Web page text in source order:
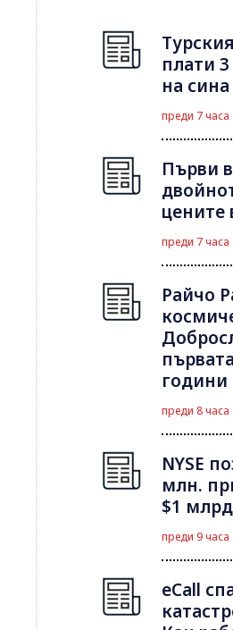
плати
на
преди 7 часа
Първи
цените
преди 7 часа
Райчо
години
преди 8 часа
NYSE
млн.
$1
преди 9 часа
eCall